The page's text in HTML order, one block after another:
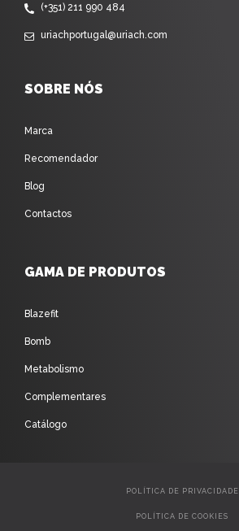
(+351) 211 990 484
uriachportugal@uriach.com
SOBRE NÓS
Marca
Recomendador
Blog
Contactos
GAMA DE PRODUTOS
Blazefit
Bomb
Metabolismo
Complementares
Catálogo
POLÍTICA DE PRIVACIDADE
POLÍTICA DE COOKIES